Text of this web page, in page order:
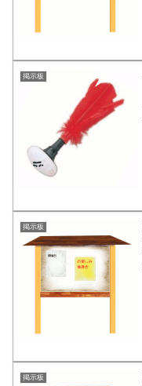
掲示板
掲示板
掲示板